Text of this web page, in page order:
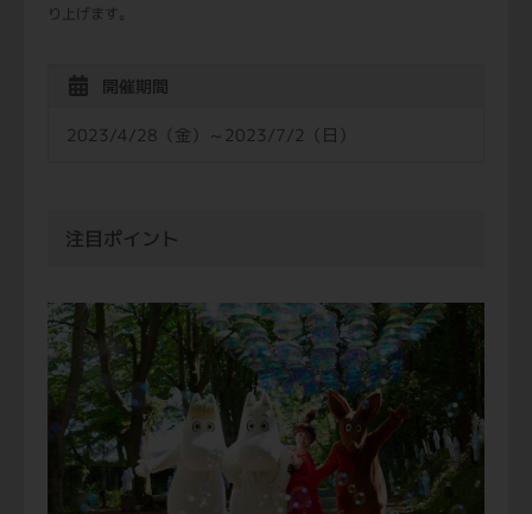
り上げます。
開催期間
2023/4/28（金）～2023/7/2（日）
注目ポイント